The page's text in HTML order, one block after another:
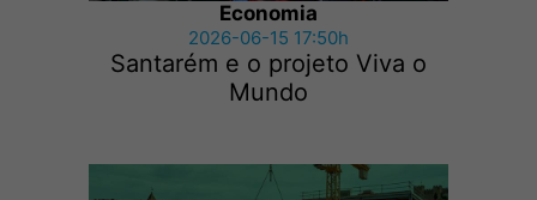
Economia
2026-06-15 17:50h
Santarém e o projeto Viva o
Mundo